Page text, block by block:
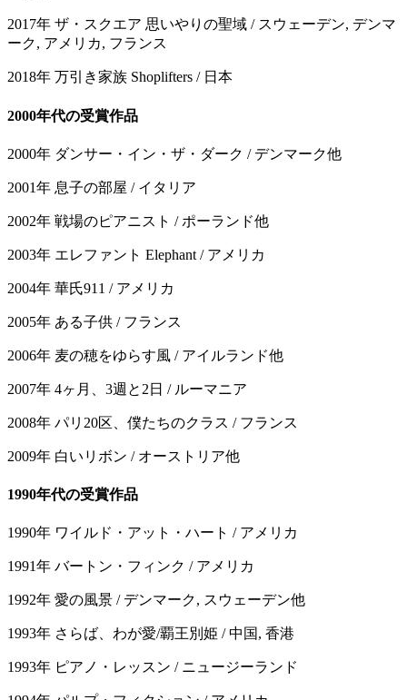
2017年 ザ・スクエア 思いやりの聖域 / スウェーデン, デンマ
ーク, アメリカ, フランス
2018年 万引き家族 Shoplifters / 日本
2000年代の受賞作品
2000年 ダンサー・イン・ザ・ダーク / デンマーク他
2001年 息子の部屋 / イタリア
2002年 戦場のピアニスト / ポーランド他
2003年 エレファント Elephant / アメリカ
2004年 華氏911 / アメリカ
2005年 ある子供 / フランス
2006年 麦の穂をゆらす風 / アイルランド他
2007年 4ヶ月、3週と2日 / ルーマニア
2008年 パリ20区、僕たちのクラス / フランス
2009年 白いリボン / オーストリア他
1990年代の受賞作品
1990年 ワイルド・アット・ハート / アメリカ
1991年 バートン・フィンク / アメリカ
1992年 愛の風景 / デンマーク, スウェーデン他
1993年 さらば、わが愛/覇王別姫 / 中国, 香港
1993年 ピアノ・レッスン / ニュージーランド